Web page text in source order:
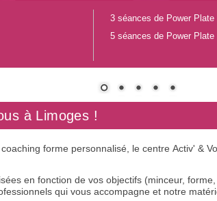
3 séances de Power
5 séances de Power
à Limoges !
forme personnalisé, le centre Activ' &
en fonction de vos objectifs (minceur,
qui vous accompagne et notre